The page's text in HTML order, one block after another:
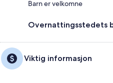
Barn er velkomne
Overnattingsstedets
Viktig informasjon